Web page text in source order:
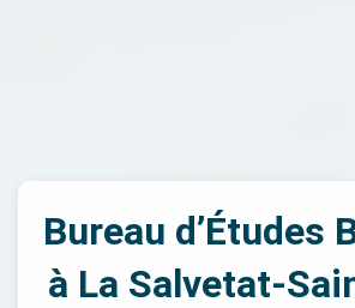
Bureau d’Études
à La Salvetat-